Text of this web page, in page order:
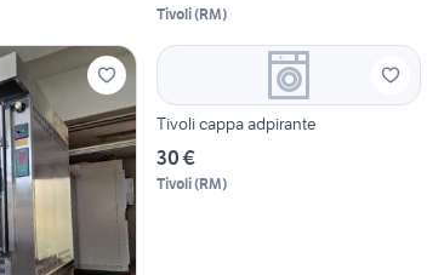
Tivoli(RM)
Tivoli cappa adpirante
30 €
Tivoli(RM)